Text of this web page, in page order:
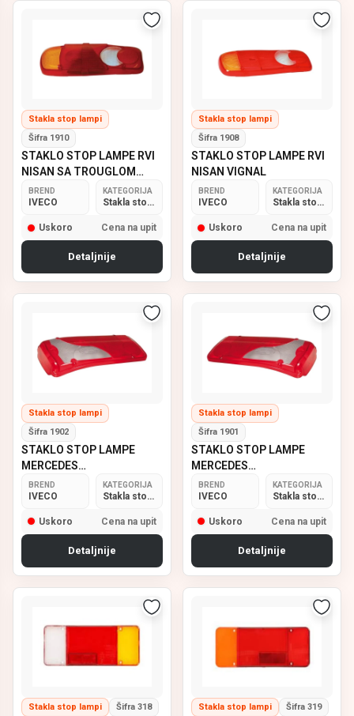
Stakla stop lampi
Šifra 1910
STAKLO STOP LAMPE RVI
NISAN SA TROUGLOM
LEVO VIGNAL
BREND
IVECO
KATEGORIJA
Stakla stop lampi
Uskoro Cena na upit
Detaljnije
Stakla stop lampi
Šifra 1908
STAKLO STOP LAMPE RVI
NISAN VIGNAL
BREND
IVECO
KATEGORIJA
Stakla stop lampi
Uskoro Cena na upit
Detaljnije
Stakla stop lampi
Šifra 1902
STAKLO STOP LAMPE
MERCEDES
SPRINTER,IVECO LEVO
VIGNAL
BREND
IVECO
KATEGORIJA
Stakla stop lampi
Uskoro Cena na upit
Detaljnije
Stakla stop lampi
Šifra 1901
STAKLO STOP LAMPE
MERCEDES
SPRINTER,IVECO DESNO
BT VIGNAL
BREND
IVECO
KATEGORIJA
Stakla stop lampi
Uskoro Cena na upit
Detaljnije
Stakla stop lampi Šifra 318 Stakla stop lampi Šifra 319